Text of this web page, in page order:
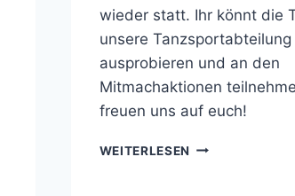
wieder statt. Ihr könnt die
unsere
ausprobieren und an den
Mitmachaktionen
freuen uns auf euch!
WEITERLESEN TAG